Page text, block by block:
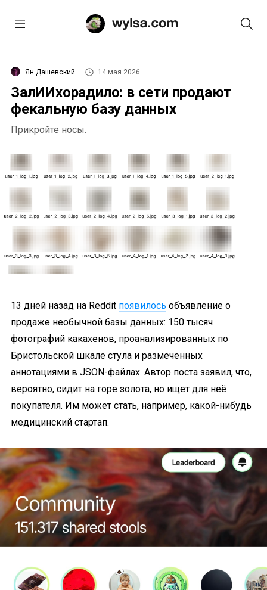
Ян Дашевский 14 мая 2026
ЗалИИхорадило: в сети продают
фекальную базу данных
Прикройте носы.
13 дней назад на Reddit появилось объявление о
продаже необычной базы данных: 150 тысяч
фотографий какахенов, проанализированных по
Бристольской шкале стула и размеченных
аннотациями в JSON-файлах. Автор поста заявил, что,
вероятно, сидит на горе золота, но ищет для неё
покупателя. Им может стать, например, какой-нибудь
медицинский стартап.